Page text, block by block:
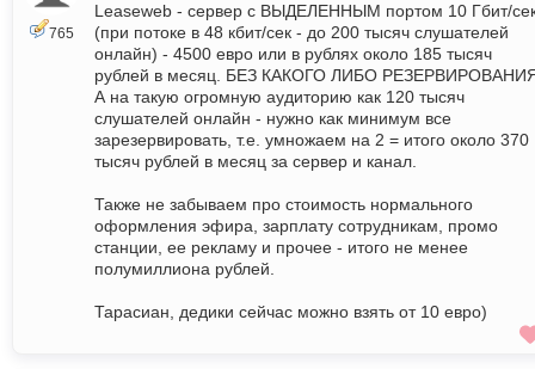
765
Leaseweb - сервер с ВЫДЕЛЕННЫМ портом 10 Гбит/
(при потоке в 48 кбит/сек - до 200 тысяч слушателей
онлайн) - 4500 евро или в рублях около 185 тысяч
рублей в месяц. БЕЗ КАКОГО ЛИБО
А на такую огромную аудиторию как 120 тысяч
слушателей онлайн - нужно как минимум все
зарезервировать, т.е. умножаем на 2 = итого около 370
тысяч рублей в месяц за сервер и канал.
Также не забываем про стоимость нормального
оформления эфира, зарплату сотрудникам, промо
станции, ее рекламу и прочее - итого не менее
полумиллиона рублей.
Тарасиан, дедики сейчас можно взять от 10 евро)